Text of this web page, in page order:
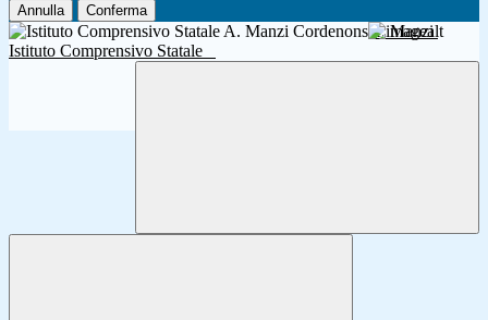
Annulla Conferma
A. Manzi
Istituto Comprensivo Statale